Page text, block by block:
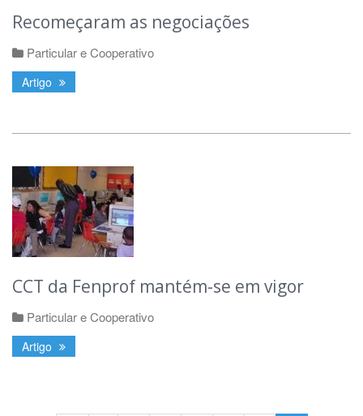
Recomeçaram as negociações
Particular e Cooperativo
Artigo
CCT da Fenprof mantém-se em vigor
Particular e Cooperativo
Artigo